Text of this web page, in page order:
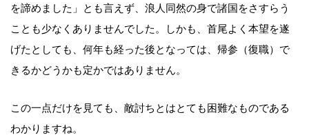
を諦めました」とも言えず、浪人同然の身で諸国をさすらう
ことも少なくありませんでした。しかも、首尾よく本望を遂
げたとしても、何年も経った後となっては、帰参（復職）で
きるかどうかも定かではありません。
この一点だけを見ても、敵討ちとはとても困難なものである
わかりますね。